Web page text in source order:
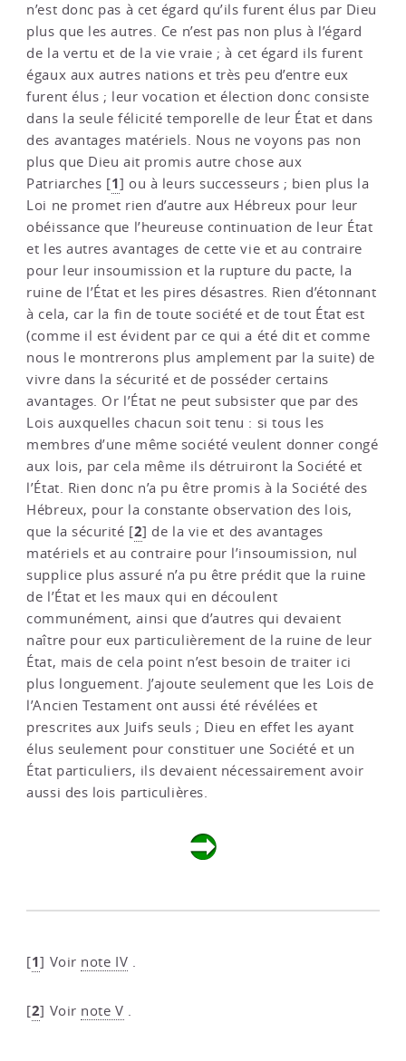
n’est donc pas à cet égard qu’ils furent élus par Dieu
plus que les autres. Ce n’est pas non plus à l’égard
de la vertu et de la vie vraie ; à cet égard ils furent
égaux aux autres nations et très peu d’entre eux
furent élus ; leur vocation et élection donc consiste
dans la seule félicité temporelle de leur État et dans
des avantages matériels. Nous ne voyons pas non
plus que Dieu ait promis autre chose aux
Patriarches [1] ou à leurs successeurs ; bien plus la
Loi ne promet rien d’autre aux Hébreux pour leur
obéissance que l’heureuse continuation de leur État
et les autres avantages de cette vie et au contraire
pour leur insoumission et la rupture du pacte, la
ruine de l’État et les pires désastres. Rien d’étonnant
à cela, car la fin de toute société et de tout État est
(comme il est évident par ce qui a été dit et comme
nous le montrerons plus amplement par la suite) de
vivre dans la sécurité et de posséder certains
avantages. Or l’État ne peut subsister que par des
Lois auxquelles chacun soit tenu : si tous les
membres d’une même société veulent donner congé
aux lois, par cela même ils détruiront la Société et
l’État. Rien donc n’a pu être promis à la Société des
Hébreux, pour la constante observation des lois,
que la sécurité [2] de la vie et des avantages
matériels et au contraire pour l’insoumission, nul
supplice plus assuré n’a pu être prédit que la ruine
de l’État et les maux qui en découlent
communément, ainsi que d’autres qui devaient
naître pour eux particulièrement de la ruine de leur
État, mais de cela point n’est besoin de traiter ici
plus longuement. J’ajoute seulement que les Lois de
l’Ancien Testament ont aussi été révélées et
prescrites aux Juifs seuls ; Dieu en effet les ayant
élus seulement pour constituer une Société et un
État particuliers, ils devaient nécessairement avoir
aussi des lois particulières.
[1] Voir note IV .
[2] Voir note V